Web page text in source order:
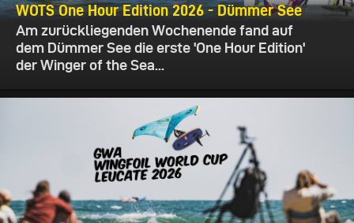
WOTS One Hour Edition 2026 - Dümmer See
Am zurückliegenden Wochenende fand auf
dem Dümmer See die erste 'One Hour Edition'
der Winger of the Sea...